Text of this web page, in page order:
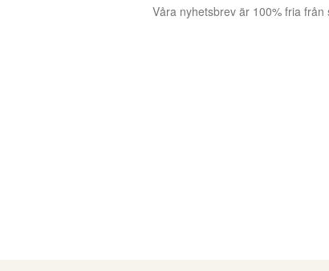
Våra nyhetsbrev är 100% fria från